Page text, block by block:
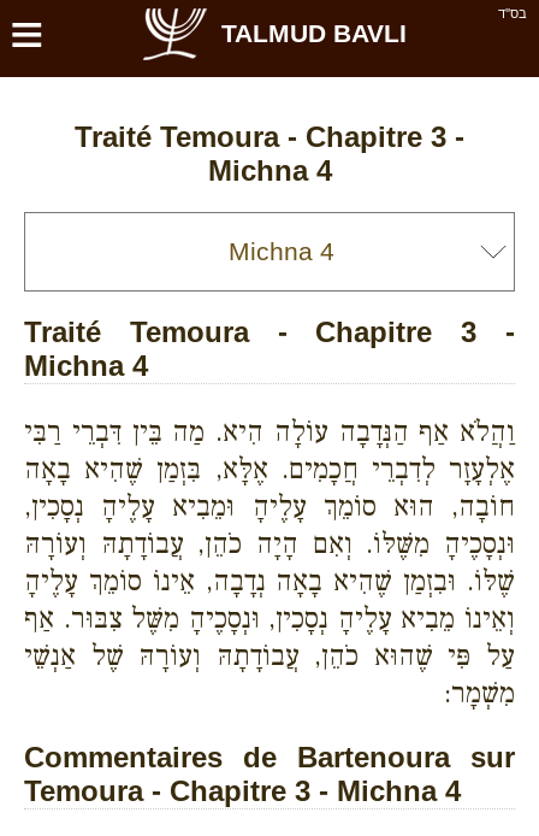
בס''ד ≡ TALMUD BAVLI
Traité Temoura - Chapitre 3 -
Michna 4
Traité Temoura - Chapitre 3 -
Michna 4
וַהֲלֹא אַף הַנְּדָבָה עוֹלָה הִיא. מַה בֵּין דִּבְרֵי רַבִּי
אֶלְעָזָר לְדִבְרֵי חֲכָמִים. אֶלָּא, בִּזְמַן שֶׁהִיא בָאָה
חוֹבָה, הוּא סוֹמֵךְ עָלֶיהָ וּמֵבִיא עָלֶיהָ נְסָכִין,
וּנְסָכֶיהָ מִשֶּׁלּוֹ. וְאִם הָיָה כֹהֵן, עֲבוֹדָתָהּ וְעוֹרָהּ
שֶׁלּוֹ. וּבִזְמַן שֶׁהִיא בָאָה נְדָבָה, אֵינוֹ סוֹמֵךְ עָלֶיהָ
וְאֵינוֹ מֵבִיא עָלֶיהָ נְסָכִין, וּנְסָכֶיהָ מִשֶּׁל צִבּוּר. אַף
עַל פִּי שֶׁהוּא כֹהֵן, עֲבוֹדָתָהּ וְעוֹרָהּ שֶׁל אַנְשֵׁי
מִשְׁמָר:
Commentaires de Bartenoura sur
Temoura - Chapitre 3 - Michna 4